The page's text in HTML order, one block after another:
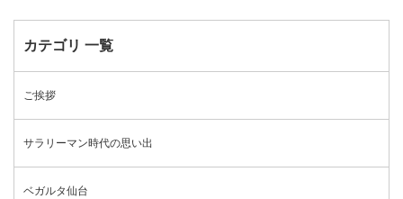
カテゴリ 一覧
ご挨拶
サラリーマン時代の思い出
ベガルタ仙台